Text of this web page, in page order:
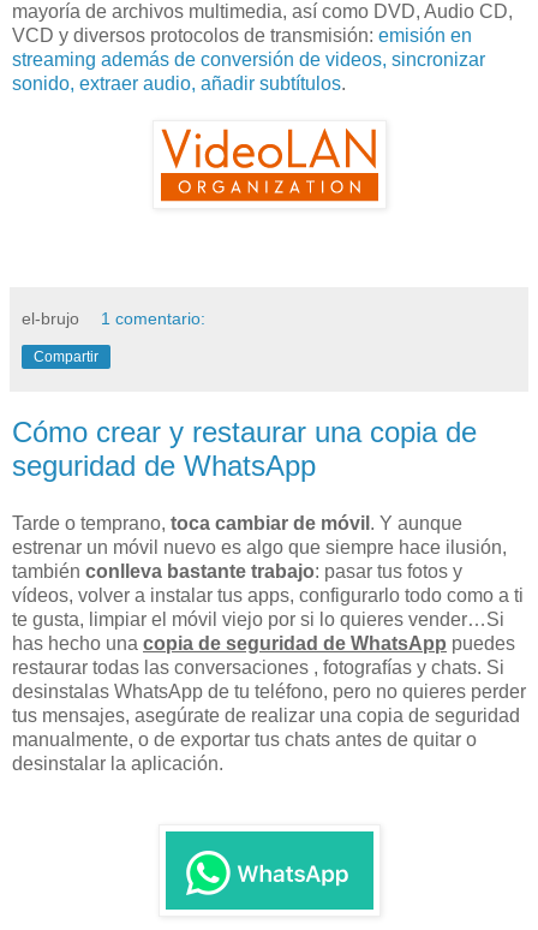
mayoría de archivos multimedia, así como DVD, Audio CD,
VCD y diversos protocolos de transmisión: emisión en
streaming además de conversión de videos, sincronizar
sonido, extraer audio, añadir subtítulos.
el-brujo 1 comentario:
Compartir
Cómo crear y restaurar una copia de
seguridad de WhatsApp
Tarde o temprano, toca cambiar de móvil . Y aunque
estrenar un móvil nuevo es algo que siempre hace ilusión,
también conlleva bastante trabajo: pasar tus fotos y
vídeos, volver a instalar tus apps, configurarlo todo como a ti
te gusta, limpiar el móvil viejo por si lo quieres vender…Si
has hecho una copia de seguridad de WhatsApp puedes
restaurar todas las conversaciones , fotografías y chats. Si
desinstalas WhatsApp de tu teléfono, pero no quieres perder
tus mensajes, asegúrate de realizar una copia de seguridad
manualmente, o de exportar tus chats antes de quitar o
desinstalar la aplicación.